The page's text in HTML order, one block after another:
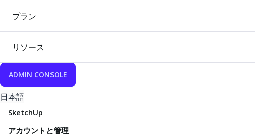
プラン
リソース
ADMIN CONSOLE
日本語
SketchUp
アカウントと管理